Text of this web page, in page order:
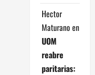
Hector
Maturano en
UOM
reabre
paritarias: